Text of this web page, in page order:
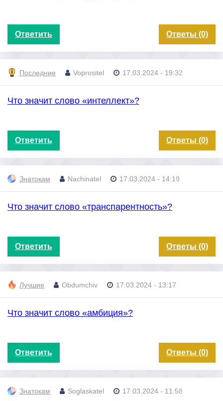
Ответить Ответы (0)
Последние Voprositel 17.03.2024 - 19:32
Что значит слово «интеллект»?
Ответить Ответы (0)
Знатокам Nachinatel 17.03.2024 - 14:19
Что значит слово «транспарентность»?
Ответить Ответы (0)
Лучшие Obdumchiv 17.03.2024 - 13:17
Что значит слово «амбиция»?
Ответить Ответы (0)
Знатокам Soglaskatel 17.03.2024 - 11:58